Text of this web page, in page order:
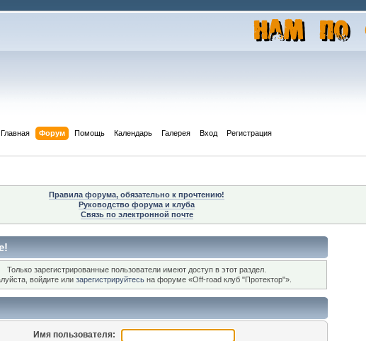
Главная Форум Помощь Календарь Галерея Вход Регистрация
Правила форума, обязательно к прочтению!
Руководство форума и клуба
Связь по электронной почте
Только зарегистрированные пользователи имеют доступ в этот раздел.
войдите или зарегистрируйтесь на форуме «Off-road клуб "Протектор"».
Имя пользователя: